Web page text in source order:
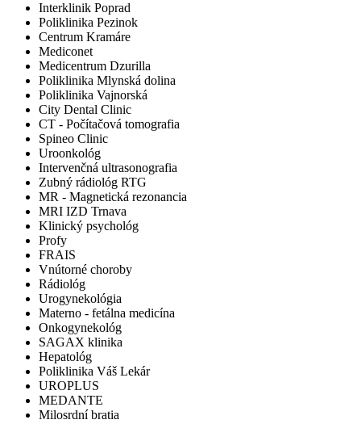
Interklinik Poprad
Poliklinika Pezinok
Centrum Kramáre
Mediconet
Medicentrum Dzurilla
Poliklinika Mlynská dolina
Poliklinika Vajnorská
City Dental Clinic
CT - Počítačová tomografia
Spineo Clinic
Uroonkológ
Intervenčná ultrasonografia
Zubný rádiológ RTG
MR - Magnetická rezonancia
MRI IZD Trnava
Klinický psychológ
Profy
FRAIS
Vnútorné choroby
Rádiológ
Urogynekológia
Materno - fetálna medicína
Onkogynekológ
SAGAX klinika
Hepatológ
Poliklinika Váš Lekár
UROPLUS
MEDANTE
Milosrdní bratia